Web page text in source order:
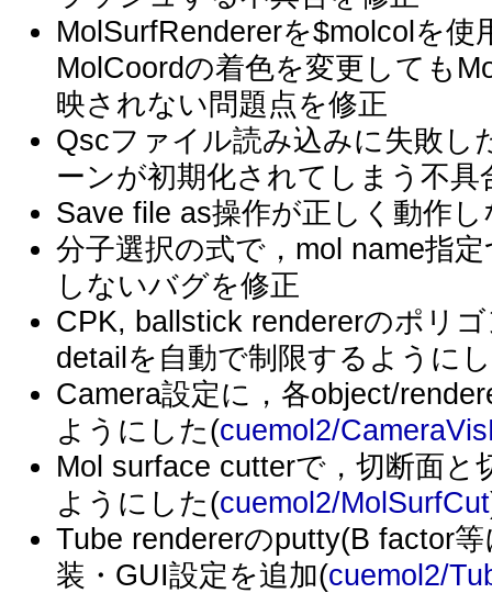
MolSurfRendererを$molcolを
MolCoordの着色を変更しても
映されない問題点を修正
Qscファイル読み込みに失敗し
ーンが初期化されてしまう不具
Save file as操作が正しく動作
分子選択の式で，mol name指
しないバグを修正
CPK, ballstick rendererのポリ
detailを自動で制限するように
Camera設定に，各object/
ようにした(cuemol2/
Mol surface cutterで，切断面
ようにした(cuemol2/MolSurfCut
Tube rendererのputty(B factor
装・GUI設定を追加(cuemol2/